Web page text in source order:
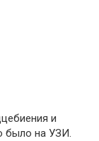
и
было на УЗИ.